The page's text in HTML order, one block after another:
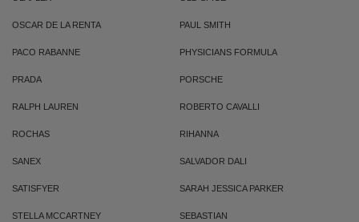
OSCAR DE LA RENTA PAUL SMITH
PACO RABANNE PHYSICIANS FORMULA
PRADA PORSCHE
RALPH LAUREN ROBERTO CAVALLI
ROCHAS RIHANNA
SANEX SALVADOR DALI
SATISFYER SARAH JESSICA PARKER
STELLA MCCARTNEY SEBASTIAN